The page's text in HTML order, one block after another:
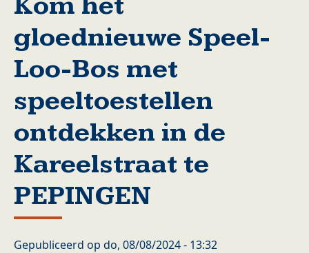
gloednieuwe Speel-
Loo-Bos met
speeltoestellen
ontdekken in de
Kareelstraat te
PEPINGEN
Gepubliceerd op do, 08/08/2024 - 13:32